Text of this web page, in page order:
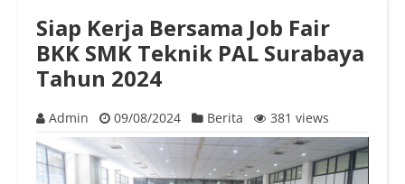
Siap Kerja Bersama Job Fair
BKK SMK Teknik PAL Surabaya
Tahun 2024
Admin 09/08/2024 Berita 381 views